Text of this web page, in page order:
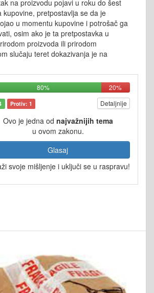
na proizvodu pojavi u roku do šest
kupovine, pretpostavlja se da je
u momentu kupovine i potrošač ga
osim ako je ta pretpostavka u
proizvoda ili prirodom
slučaju teret dokazivanja je na
80% 20%
Protiv: 1 Detaljnije
Ovo je jedna od najvažnijih tema
u ovom zakonu.
Glasaj
svoje mišljenje i uključi se u raspravu!